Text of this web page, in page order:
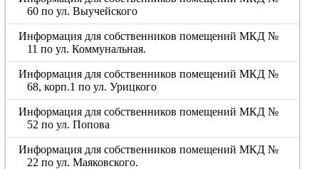
60 по ул. Выучейского
Информация для собственников помещений МКД №
11 по ул. Коммунальная.
Информация для собственников помещений МКД №
68, корп.1 по ул. Урицкого
Информация для собственников помещений МКД №
52 по ул. Попова
Информация для собственников помещений МКД №
22 по ул. Маяковского.